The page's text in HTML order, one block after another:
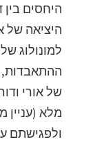
היחסים בין
היציאה של
למונולוג
ההתאבדות,
של אורי
מלא (עניין
ולפגישתם